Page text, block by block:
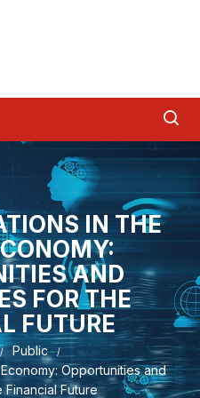
IN THE
AND
FOR THE
FUTURE
Public
Opportunities and
Future